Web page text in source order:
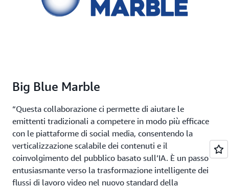
Big Blue Marble
“Questa collaborazione ci permette di aiutare le
emittenti tradizionali a competere in modo più efficace
con le piattaforme di social media, consentendo la
verticalizzazione scalabile dei contenuti e il
coinvolgimento del pubblico basato sull’IA. È un passo
entusiasmante verso la trasformazione intelligente dei
flussi di lavoro video nel nuovo standard della